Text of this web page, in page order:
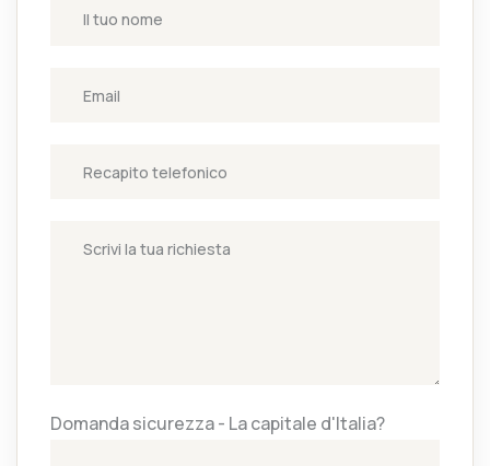
Domanda sicurezza - La capitale d'Italia?